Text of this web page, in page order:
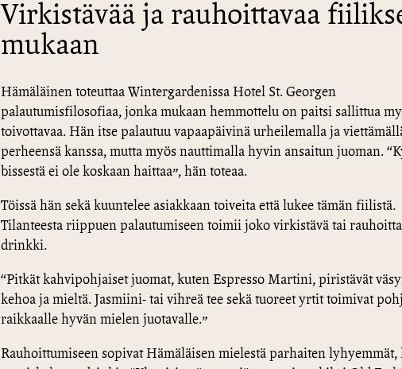
Virkistävää ja rauhoittavaa
mukaan
Hämäläinen toteuttaa Wintergardenissa Hotel St. Georgen
palautumisfilosofiaa, jonka mukaan hemmottelu on paitsi sallittua
toivottavaa. Hän itse palautuu vapaapäivinä urheilemalla ja
perheensä kanssa, mutta myös nauttimalla hyvin ansaitun juoman.
bissestä ei ole koskaan haittaa”, hän toteaa.
Töissä hän sekä kuuntelee asiakkaan toiveita että lukee tämän fiilistä.
Tilanteesta riippuen palautumiseen toimii joko virkistävä tai
drinkki.
“Pitkät kahvipohjaiset juomat, kuten Espresso Martini, piristävät
kehoa ja mieltä. Jasmiini- tai vihreä tee sekä tuoreet yrtit toimivat
raikkaalle hyvän mielen juotavalle.”
Rauhoittumiseen sopivat Hämäläisen mielestä parhaiten lyhyemmät,